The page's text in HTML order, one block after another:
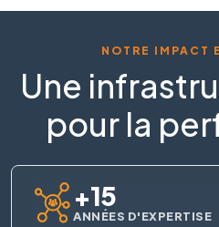
NOTRE IMPACT
Une
pour la
+15
ANNÉES D'EXPERTISE